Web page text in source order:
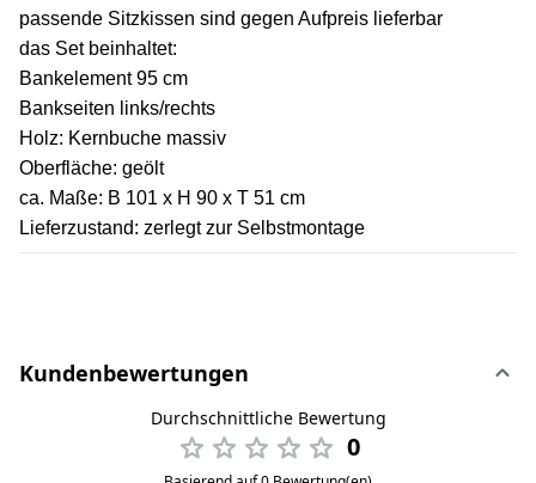
passende Sitzkissen sind gegen Aufpreis lieferbar
das Set beinhaltet:
Bankelement 95 cm
Bankseiten links/rechts
Holz: Kernbuche massiv
Oberfläche: geölt
ca. Maße: B 101 x H 90 x T 51 cm
Lieferzustand: zerlegt zur Selbstmontage
Kundenbewertungen
Durchschnittliche Bewertung
0